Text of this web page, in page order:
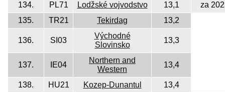
134. PL71 Lodžské vojvodstvo 13,1
za
135.
TR21 Tekirdag 13,2
136. SI03
Východné
Slovinsko
13,3
137. IE04
Northern and
Western
13,4
138. HU21 Kozep-Dunantul
13,4